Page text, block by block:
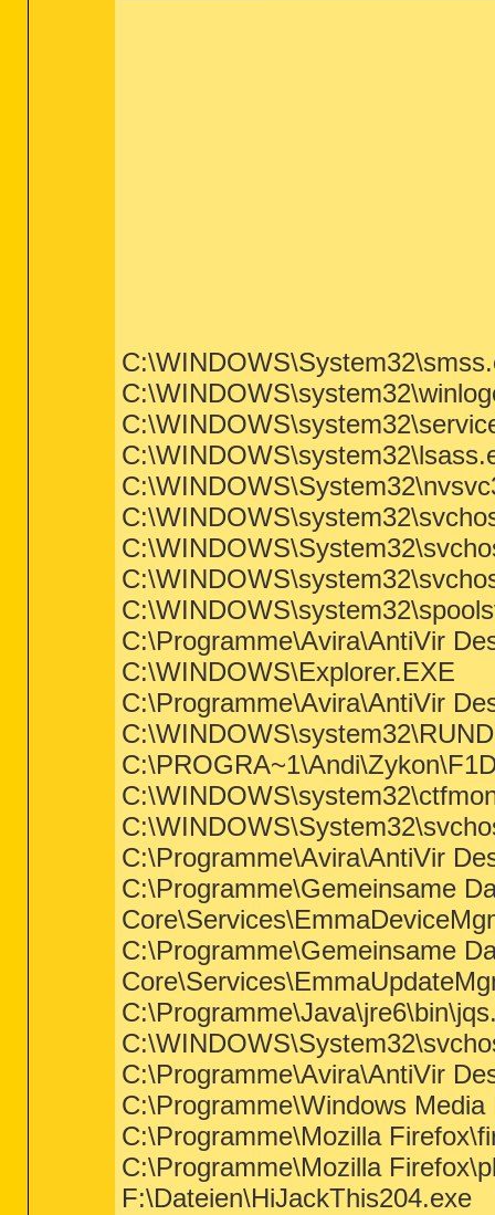
C:\Programme\Avira\AntiVir
C:\WINDOWS\Explorer.EXE
C:\Programme\Avira\AntiVir
C:\Programme\Avira\AntiVir
C:\Programme\Gemeinsame
C:\Programme\Gemeinsame
C:\Programme\Avira\AntiVir
C:\Programme\Windows
C:\Programme\Mozilla
C:\Programme\Mozilla
F:\Dateien\HiJackThis204.exe